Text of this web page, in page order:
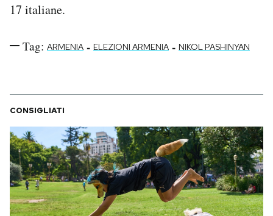
17 italiane.
Tag: ARMENIA - ELEZIONI ARMENIA - NIKOL PASHINYAN
CONSIGLIATI